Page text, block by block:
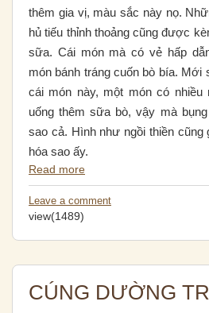
thêm gia vị, màu sắc này nọ.
hủ tiếu thỉnh thoảng cũng được
sữa. Cái món mà có vẻ hấp
món bánh tráng cuốn bò bía. Mới
cái món này, một món có nhiều
uống thêm sữa bò, vậy mà
sao cả. Hình như ngồi thiền cũng
hóa sao ấy.
Read more
Leave a comment
view(1489)
CÚNG DƯỜNG